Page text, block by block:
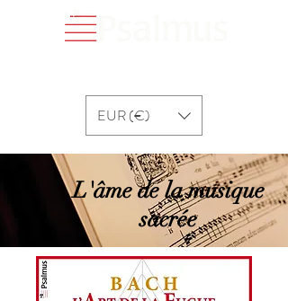
EUR (€)
L'âme de la musique
sacrée